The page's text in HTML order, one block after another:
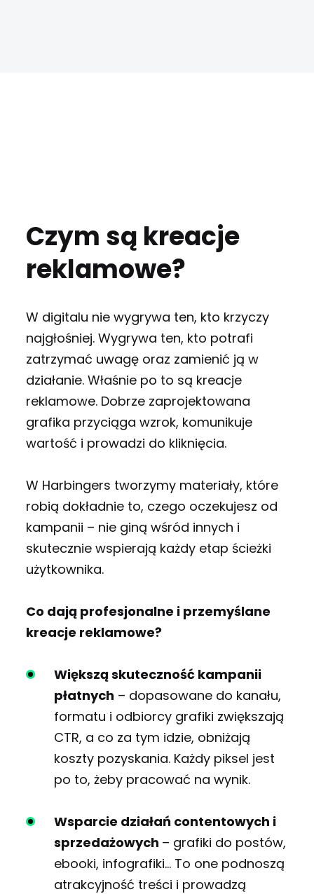
Czym są kreacje
reklamowe?
W digitalu nie wygrywa ten, kto krzyczy
najgłośniej. Wygrywa ten, kto potrafi
zatrzymać uwagę oraz zamienić ją w
działanie. Właśnie po to są kreacje
reklamowe. Dobrze zaprojektowana
grafika przyciąga wzrok, komunikuje
wartość i prowadzi do kliknięcia.
W Harbingers tworzymy materiały, które
robią dokładnie to, czego oczekujesz od
kampanii – nie giną wśród innych i
skutecznie wspierają każdy etap ścieżki
użytkownika.
Co dają profesjonalne i przemyślane
kreacje reklamowe?
Większą skuteczność kampanii
płatnych – dopasowane do kanału,
formatu i odbiorcy grafiki zwiększają
CTR, a co za tym idzie, obniżają
koszty pozyskania. Każdy piksel jest
po to, żeby pracować na wynik.
Wsparcie działań contentowych i
sprzedażowych – grafiki do postów,
ebooki, infografiki… To one podnoszą
atrakcyjność treści i prowadzą